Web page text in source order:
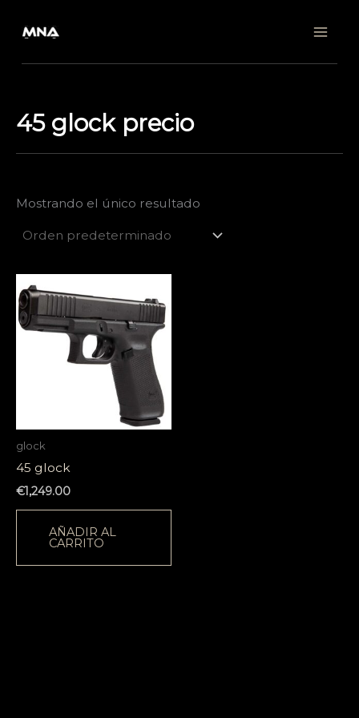
45 glock precio
Mostrando el único resultado
glock
45 glock
€1,249.00
AÑADIR AL
CARRITO